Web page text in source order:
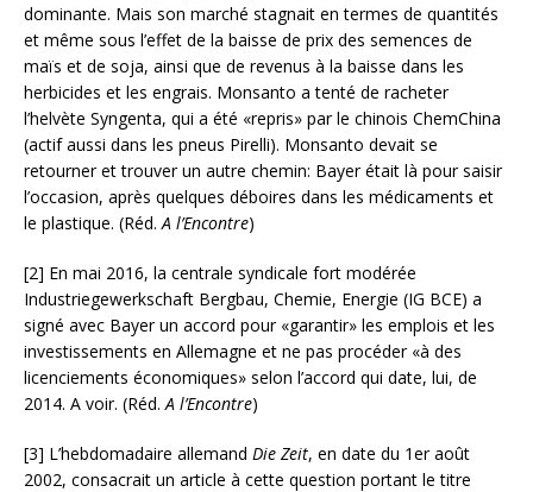
dominante. Mais son marché stagnait en termes de quantités
et même sous l’effet de la baisse de prix des semences de
maïs et de soja, ainsi que de revenus à la baisse dans les
herbicides et les engrais. Monsanto a tenté de racheter
l’helvète Syngenta, qui a été «repris» par le chinois ChemChina
(actif aussi dans les pneus Pirelli). Monsanto devait se
retourner et trouver un autre chemin: Bayer était là pour saisir
l’occasion, après quelques déboires dans les médicaments et
le plastique. (Réd. A l’Encontre)
[2] En mai 2016, la centrale syndicale fort modérée
Industriegewerkschaft Bergbau, Chemie, Energie (IG BCE) a
signé avec Bayer un accord pour «garantir» les emplois et les
investissements en Allemagne et ne pas procéder «à des
licenciements économiques» selon l’accord qui date, lui, de
2014. A voir. (Réd. A l’Encontre)
[3] L’hebdomadaire allemand Die Zeit, en date du 1er août
2002, consacrait un article à cette question portant le titre